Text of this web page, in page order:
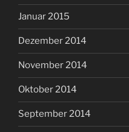
Januar 2015
Dezember 2014
November 2014
Oktober 2014
September 2014